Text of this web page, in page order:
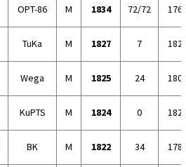
OPT-86 M 1834 72/72
TuKa M 1827 7
Wega M 1825 24
KuPTS M 1824 0
BK M 1822 34